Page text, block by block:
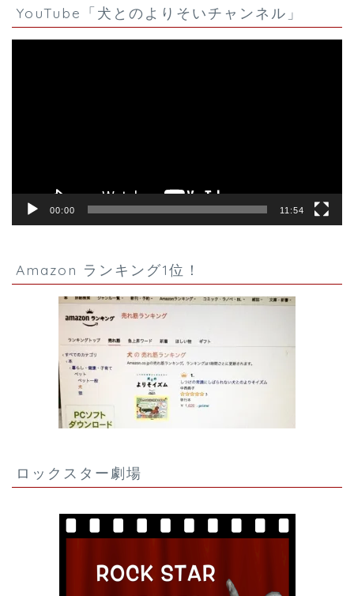
YouTube「犬とのよりそいチャンネル」
00:00 11:54
Amazon ランキング1位！
ロックスター劇場